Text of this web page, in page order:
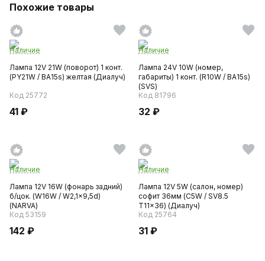
Похожие товары
Наличие
Лампа 12V 21W (поворот) 1 конт.
(PY21W / BA15s) желтая (Диалуч)
Код 25772
41 ₽
Наличие
Лампа 24V 10W (номер,
габариты) 1 конт. (R10W / BA15s)
(SVS)
Код 81796
32 ₽
Наличие
Лампа 12V 16W (фонарь задний)
б/цок. (W16W / W2,1x9,5d)
(NARVA)
Код 53159
142 ₽
Наличие
Лампа 12V 5W (салон, номер)
софит 36мм (C5W / SV8.5
T11x36) (Диалуч)
Код 25764
31 ₽